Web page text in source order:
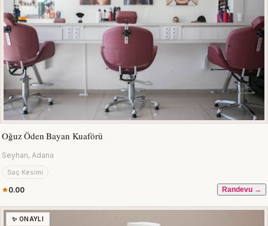
Oğuz Öden Bayan Kuaförü
Seyhan, Adana
Saç Kesimi
0.00 Randevu →
✨ ONAYLI